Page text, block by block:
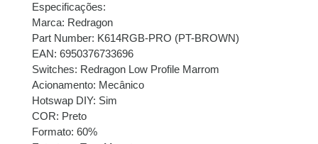
Especificações:
Marca: Redragon
Part Number: K614RGB-PRO (PT-BROWN)
EAN: 6950376733696
Switches: Redragon Low Profile Marrom
Acionamento: Mecânico
Hotswap DIY: Sim
COR: Preto
Formato: 60%